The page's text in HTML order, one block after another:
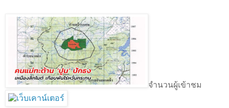
จำนวนผู้เข้าชม